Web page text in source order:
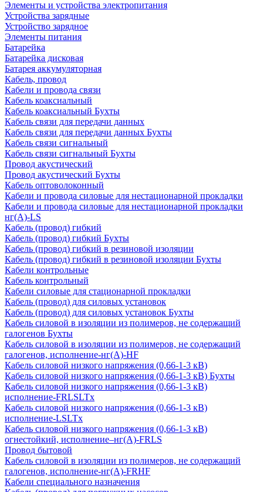
Элементы и устройства электропитания
Устройства зарядные
Устройство зарядное
Элементы питания
Батарейка
Батарейка дисковая
Батарея аккумуляторная
Кабель, провод
Кабели и провода связи
Кабель коаксиальный
Кабель коаксиальный Бухты
Кабель связи для передачи данных
Кабель связи для передачи данных Бухты
Кабель связи сигнальный
Кабель связи сигнальный Бухты
Провод акустический
Провод акустический Бухты
Кабель оптоволоконный
Кабели и провода силовые для нестационарной прокладки
Кабели и провода силовые для нестационарной прокладки
нг(А)-LS
Кабель (провод) гибкий
Кабель (провод) гибкий Бухты
Кабель (провод) гибкий в резиновой изоляции
Кабель (провод) гибкий в резиновой изоляции Бухты
Кабели контрольные
Кабель контрольный
Кабели силовые для стационарной прокладки
Кабель (провод) для силовых установок
Кабель (провод) для силовых установок Бухты
Кабель силовой в изоляции из полимеров, не содержащий
галогенов Бухты
Кабель силовой в изоляции из полимеров, не содержащий
галогенов, исполнение-нг(А)-HF
Кабель силовой низкого напряжения (0,66-1-3 кВ)
Кабель силовой низкого напряжения (0,66-1-3 кВ) Бухты
Кабель силовой низкого напряжения (0,66-1-3 кВ)
исполнение-FRLSLTx
Кабель силовой низкого напряжения (0,66-1-3 кВ)
исполнение-LSLTx
Кабель силовой низкого напряжения (0,66-1-3 кВ)
огнестойкий, исполнение–нг(А)-FRLS
Провод бытовой
Кабель силовой в изоляции из полимеров, не содержащий
галогенов, исполнение-нг(А)-FRHF
Кабели специального назначения